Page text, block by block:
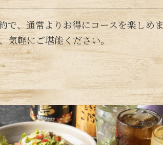
で、通常よりお得にコースを楽しめま
気軽にご堪能ください。